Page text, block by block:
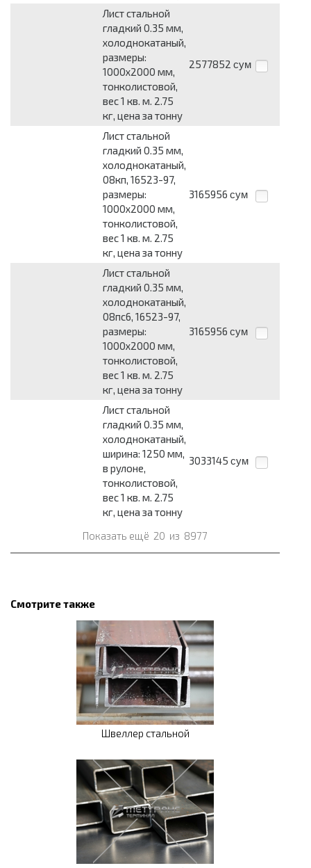
Лист стальной
гладкий 0.35 мм,
холоднокатаный,
размеры:
1000x2000 мм,
тонколистовой,
вес 1 кв. м. 2.75
кг, цена за тонну
2577852 сум
Лист стальной
гладкий 0.35 мм,
холоднокатаный,
08кп, 16523-97,
размеры:
1000x2000 мм,
тонколистовой,
вес 1 кв. м. 2.75
кг, цена за тонну
3165956 сум
Лист стальной
гладкий 0.35 мм,
холоднокатаный,
08пс6, 16523-97,
размеры:
1000x2000 мм,
тонколистовой,
вес 1 кв. м. 2.75
кг, цена за тонну
3165956 сум
Лист стальной
гладкий 0.35 мм,
холоднокатаный,
ширина: 1250 мм,
в рулоне,
тонколистовой,
вес 1 кв. м. 2.75
кг, цена за тонну
3033145 сум
Показать ещё 20 из 8977
Смотрите также
Швеллер стальной